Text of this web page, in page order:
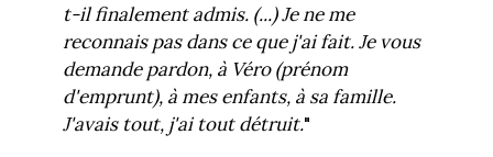
t-il finalement admis. (...) Je ne me
reconnais pas dans ce que j'ai fait. Je vous
demande pardon, à Véro (prénom
d'emprunt), à mes enfants, à sa famille.
J'avais tout, j'ai tout détruit."